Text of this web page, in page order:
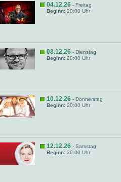
04.12.26 - Freitag
Beginn: 20:00 Uhr
08.12.26 - Dienstag
Beginn: 20:00 Uhr
10.12.26 - Donnerstag
Beginn: 20:00 Uhr
12.12.26 - Samstag
Beginn: 20:00 Uhr